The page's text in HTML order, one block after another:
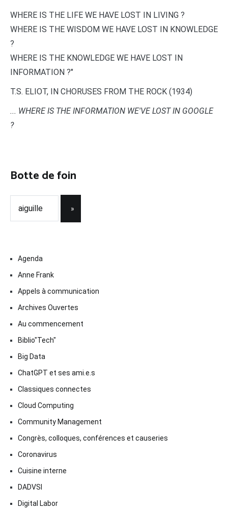
WHERE IS THE LIFE WE HAVE LOST IN LIVING ?
WHERE IS THE WISDOM WE HAVE LOST IN KNOWLEDGE
?
WHERE IS THE KNOWLEDGE WE HAVE LOST IN
INFORMATION ?"
T.S. ELIOT, IN CHORUSES FROM THE ROCK (1934)
... WHERE IS THE INFORMATION WE'VE LOST IN GOOGLE
?
Botte de foin
Agenda
Anne Frank
Appels à communication
Archives Ouvertes
Au commencement
Biblio"Tech"
Big Data
ChatGPT et ses ami.e.s
Classiques connectes
Cloud Computing
Community Management
Congrès, colloques, conférences et causeries
Coronavirus
Cuisine interne
DADVSI
Digital Labor